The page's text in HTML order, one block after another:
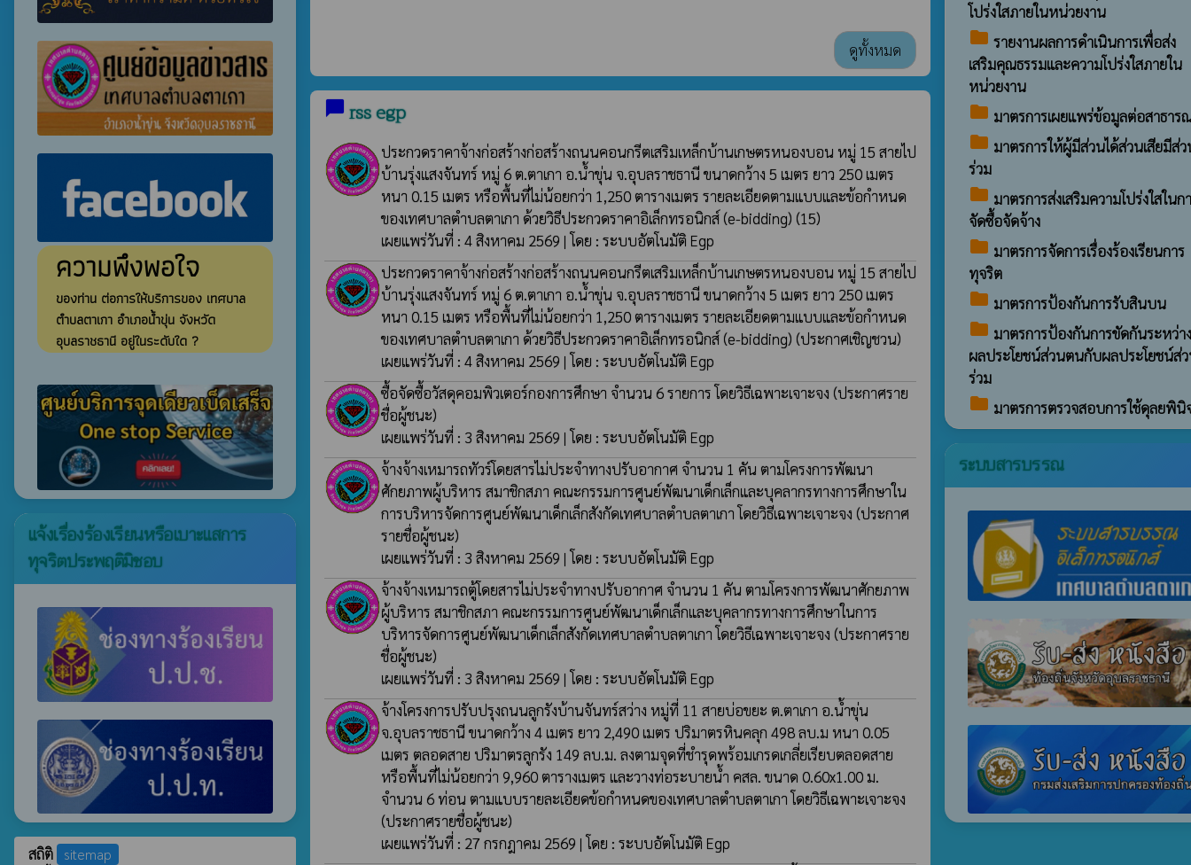
ความพึงพอใจ
ของท่าน ต่อการให้บริการของ เทศบาล
ตำบลตาเกา อำเภอน้ำขุ่น จังหวัด
อุบลราชธานี อยู่ในระดับใด ?
แจ้งเรื่องร้องเรียนหรือเบาะแสการ
ทุจริตประพฤติมิชอบ
สถิติ sitemap
ดูทั้งหมด
chat_bubble rss egp
ประกวดราคาจ้างก่อสร้างก่อสร้างถนนคอนกรีตเสริมเหล็กบ้านเกษตรหนองบอน หมู่ 15 สายไป
บ้านรุ่งแสงจันทร์ หมู่ 6 ต.ตาเกา อ.น้ำขุ่น จ.อุบลราชธานี ขนาดกว้าง 5 เมตร ยาว 250 เมตร
หนา 0.15 เมตร หรือพื้นที่ไม่น้อยกว่า 1,250 ตารางเมตร รายละเอียดตามแบบและข้อกำหนด
ของเทศบาลตำบลตาเกา ด้วยวิธีประกวดราคาอิเล็กทรอนิกส์ (e-bidding) (15)
เผยแพร่วันที่ : 4 สิงหาคม 2569 | โดย : ระบบอัตโนมัติ Egp
ประกวดราคาจ้างก่อสร้างก่อสร้างถนนคอนกรีตเสริมเหล็กบ้านเกษตรหนองบอน หมู่ 15 สายไป
บ้านรุ่งแสงจันทร์ หมู่ 6 ต.ตาเกา อ.น้ำขุ่น จ.อุบลราชธานี ขนาดกว้าง 5 เมตร ยาว 250 เมตร
หนา 0.15 เมตร หรือพื้นที่ไม่น้อยกว่า 1,250 ตารางเมตร รายละเอียดตามแบบและข้อกำหนด
ของเทศบาลตำบลตาเกา ด้วยวิธีประกวดราคาอิเล็กทรอนิกส์ (e-bidding) (ประกาศเชิญชวน)
เผยแพร่วันที่ : 4 สิงหาคม 2569 | โดย : ระบบอัตโนมัติ Egp
ซื้อจัดซื้อวัสดุคอมพิวเตอร์กองการศึกษา จำนวน 6 รายการ โดยวิธีเฉพาะเจาะจง (ประกาศราย
ชื่อผู้ชนะ)
เผยแพร่วันที่ : 3 สิงหาคม 2569 | โดย : ระบบอัตโนมัติ Egp
จ้างจ้างเหมารถทัวร์โดยสารไม่ประจำทางปรับอากาศ จำนวน 1 คัน ตามโครงการพัฒนา
ศักยภาพผู้บริหาร สมาชิกสภา คณะกรรมการศูนย์พัฒนาเด็กเล็กและบุคลากรทางการศึกษาใน
การบริหารจัดการศูนย์พัฒนาเด็กเล็กสังกัดเทศบาลตำบลตาเกา โดยวิธีเฉพาะเจาะจง (ประกาศ
รายชื่อผู้ชนะ)
เผยแพร่วันที่ : 3 สิงหาคม 2569 | โดย : ระบบอัตโนมัติ Egp
จ้างจ้างเหมารถตู้โดยสารไม่ประจำทางปรับอากาศ จำนวน 1 คัน ตามโครงการพัฒนาศักยภาพ
ผู้บริหาร สมาชิกสภา คณะกรรมการศูนย์พัฒนาเด็กเล็กและบุคลากรทางการศึกษาในการ
บริหารจัดการศูนย์พัฒนาเด็กเล็กสังกัดเทศบาลตำบลตาเกา โดยวิธีเฉพาะเจาะจง (ประกาศราย
ชื่อผู้ชนะ)
เผยแพร่วันที่ : 3 สิงหาคม 2569 | โดย : ระบบอัตโนมัติ Egp
จ้างโครงการปรับปรุงถนนลูกรังบ้านจันทร์สว่าง หมู่ที่ 11 สายบ่อขยะ ต.ตาเกา อ.น้ำขุ่น
จ.อุบลราชธานี ขนาดกว้าง 4 เมตร ยาว 2,490 เมตร ปริมาตรหินคลุก 498 ลบ.ม หนา 0.05
เมตร ตลอดสาย ปริมาตรลูกรัง 149 ลบ.ม. ลงตามจุดที่ชำรุดพร้อมเกรดเกลี่ยเรียบตลอดสาย
หรือพื้นที่ไม่น้อยกว่า 9,960 ตารางเมตร และวางท่อระบายน้ำ คสล. ขนาด 0.60x1.00 ม.
จำนวน 6 ท่อน ตามแบบรายละเอียดข้อกำหนดของเทศบาลตำบลตาเกา โดยวิธีเฉพาะเจาะจง
(ประกาศรายชื่อผู้ชนะ)
เผยแพร่วันที่ : 27 กรกฎาคม 2569 | โดย : ระบบอัตโนมัติ Egp
โปร่งใสภายในหน่วยงาน
folder รายงานผลการดำเนินการเพื่อส่ง
เสริมคุณธรรมและความโปร่งใสภายใน
หน่วยงาน
folder มาตรการเผยแพร่ข้อมูลต่อสาธาร
folder มาตรการให้ผู้มีส่วนได้ส่วนเสียมีส่
ร่วม
folder มาตรการส่งเสริมความโปร่งใสในก
จัดซื้อจัดจ้าง
folder มาตรการจัดการเรื่องร้องเรียนการ
ทุจริต
folder มาตรการป้องกันการรับสินบน
folder มาตรการป้องกันการขัดกันระหว่าง
ผลประโยชน์ส่วนตนกับผลประโยชน์ส่
ร่วม
folder มาตรการตรวจสอบการใช้ดุลยพินิ
ระบบสารบรรณ